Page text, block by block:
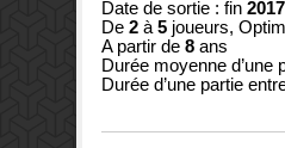
Date de sortie : fin 2017
De 2 à5 joueurs,
A partir de 8 ans
Durée moyenne d’une
Durée d’une partie